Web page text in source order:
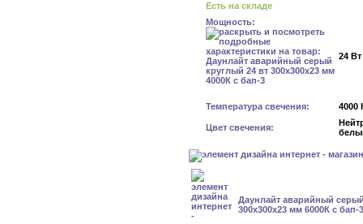
Есть на складе
Мощность:
24 Вт
Температура свечения: 4000
Цвет свечения:
Даунлайт аварийный
300x300x23 мм 6000К с бап-3